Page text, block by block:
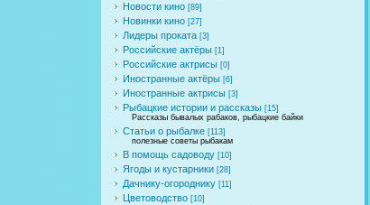
Новости кино [89]
Новинки кино [27]
Лидеры проката [3]
Российские актёры [1]
Российские актрисы [0]
Иностранные актёры [6]
Иностранные актрисы [3]
Рыбацкие истории и рассказы [15]
Рассказы бывалых рабаков, рыбацкие байки
Статьи о рыбалке [113]
полезные советы рыбакам
В помощь садоводу [10]
Ягоды и кустарники [28]
Дачнику-огороднику [11]
Цветоводство [10]